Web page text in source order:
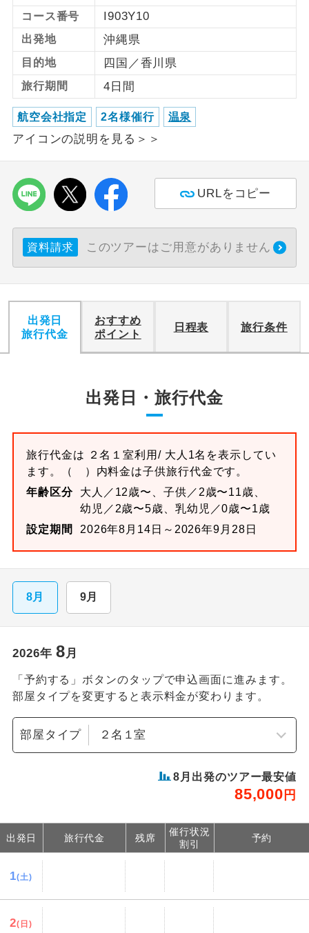
コース番号 I903Y10
出発地 沖縄県
目的地 四国／香川県
旅行期間 4日間
航空会社指定 2名様催行 温泉
アイコンの説明を見る＞＞
URLをコピー
資料請求 このツアーはご用意がありません
出発日
旅行代金
おすすめ
ポイント
日程表 旅行条件
出発日・旅行代金
旅行代金は ２名１室利用/ 大人1名を表示してい
ます。
（ ）内料金は子供旅行代金です。
年齢区分
大人／12歳〜、子供／2歳〜11歳、
幼児／2歳〜5歳、乳幼児／0歳〜1歳
設定期間
2026年8月14日～2026年9月28日
8月 9月
2026年 8月
「予約する」ボタンのタップで申込画面に進みます。
部屋タイプを変更すると表示料金が変わります。
部屋タイプ
8 月出発のツアー最安値
85,000 円
出発日 旅行代金 残席
催行状況
割引
予約
1(土)
2(日)
です。
航空会社指定
利用航空会社が指定なので、ご出発の計
画にとても便利です。
ホテル指定
ご紹介するホテルを指定したコースで
す。
おひとり様バ
ス2席利用
おひとり様でバス席を2席利⽤できま
す。